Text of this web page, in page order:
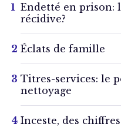
Endetté en prison:
récidive?
Éclats de famille
Titres-services: le
nettoyage
Inceste, des